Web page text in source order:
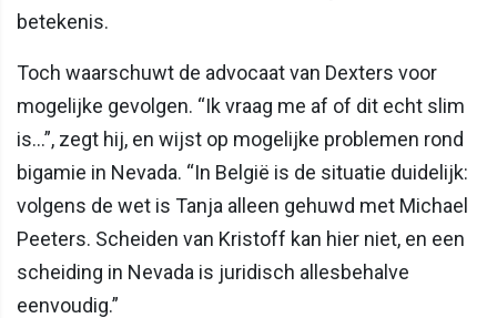
betekenis.
Toch waarschuwt de advocaat van Dexters voor
mogelijke gevolgen. “Ik vraag me af of dit echt slim
is…”, zegt hij, en wijst op mogelijke problemen rond
bigamie in Nevada. “In België is de situatie duidelijk:
volgens de wet is Tanja alleen gehuwd met Michael
Peeters. Scheiden van Kristoff kan hier niet, en een
scheiding in Nevada is juridisch allesbehalve
eenvoudig.”